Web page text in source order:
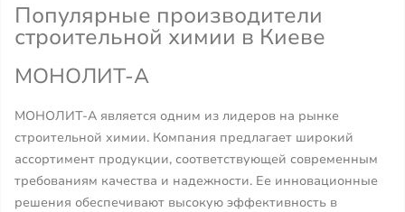
Популярные производители
строительной химии в Киеве
МОНОЛИТ-А
МОНОЛИТ-А является одним из лидеров на рынке
строительной химии. Компания предлагает широкий
ассортимент продукции, соответствующей современным
требованиям качества и надежности. Ее инновационные
решения обеспечивают высокую эффективность в